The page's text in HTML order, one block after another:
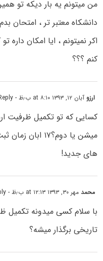
من میتونم یه بار دیکه تو
دانشکاه معتبر تر ، امتحان بدم
اکر نمیتونم ، ایا امکان
کنم ؟؟؟
ارزوآبان ۱۲, ۱۳۹۳ at ۸:۱۰ ب٫ظ - Reply
میشن یا دوم؟۱۷
های جدید!
محمدمهر ۳۰, ۱۳۹۳ at ۱۲:۱۳ ب٫ظ - Reply
با سلام کسی میدونه تکمیل
تاریخی برگذار میشه؟